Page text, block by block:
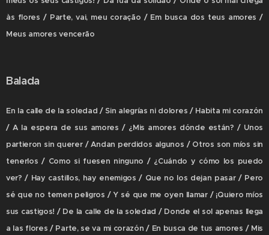
às flores / Parte, vai, meu coração / Em busca dos teus amores /
Meus amores vencerão
Balada
En la calle de la soledad / Sin alegrías ni dolores / Habita mi corazón
/ A la espera de sus amores / ¿Mis amores dónde están? / Unos
partieron sin querer / Andan perdidos algunos / Otros son míos sin
tenerlos / Como si fuesen ninguno / ¿Cuándo y cómo los puedo
ver? / Hay castillos, hay enemigos / Que no los dejan pasar / Pero
sé que no temen peligros / Y sé que me oyen llamar / ¡Quiero míos
sus castigos! / De la calle de la soledad / Donde el sol apenas llega
a las flores / Parte, se va mi corazón / En busca de tus amores / Mis